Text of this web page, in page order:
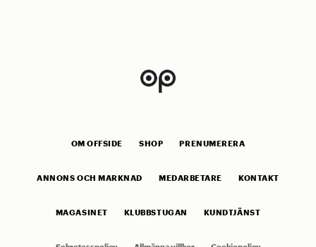
OM OFFSIDE SHOP PRENUMERERA
ANNONS OCH MARKNAD MEDARBETARE KONTAKT
MAGASINET KLUBBSTUGAN KUNDTJÄNST